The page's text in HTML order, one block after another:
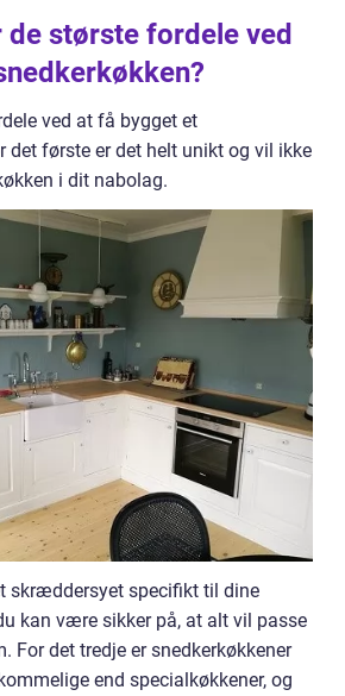
største fordele ved
ved at få bygget et
det første er det helt unikt og vil ikke
i dit nabolag.
skræddersyet specifikt til dine
kan være sikker på, at alt vil passe
For det tredje er snedkerkøkkener
end specialkøkkener, og